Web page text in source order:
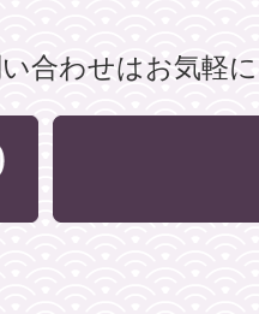
合わせはお気軽に